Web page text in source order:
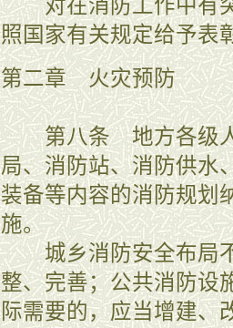
对在消防工作中有突
照国家有关规定给予表
第二章 火灾预防
第八条 地方各级人
局、消防站、消防供水
装备等内容的消防规划
施。
城乡消防安全布局不
整、完善；公共消防设
际需要的，应当增建、